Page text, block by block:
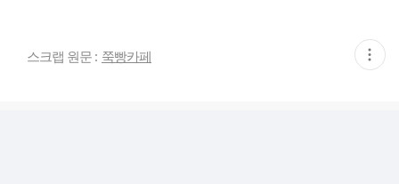
스크랩 원문 : 쭉빵카페 현
재